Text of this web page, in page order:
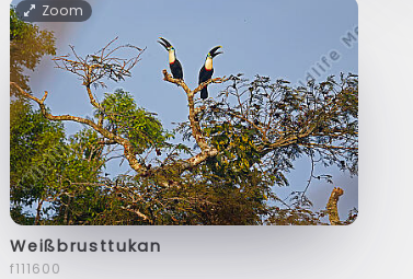
Zoom
Weißbrusttukan
f111600